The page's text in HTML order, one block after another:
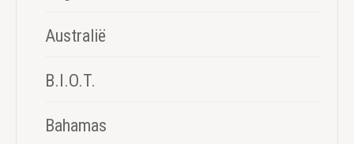
Australië
B.I.O.T.
Bahamas